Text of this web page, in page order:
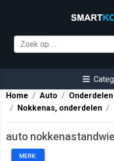
Home
Auto Onderdelen
Nokkenas, onderdelen
auto
MERK: